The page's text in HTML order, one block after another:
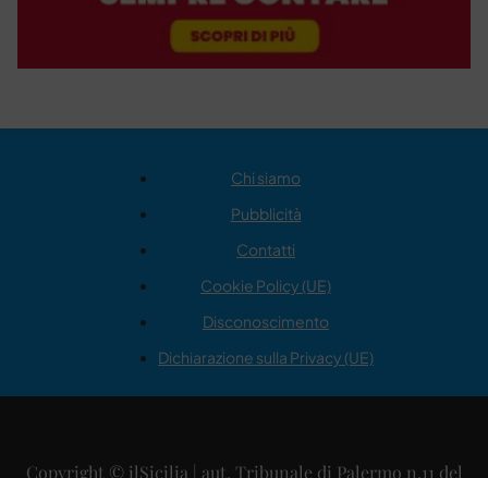
Chi siamo
Pubblicità
Contatti
Cookie Policy (UE)
Disconoscimento
Dichiarazione sulla Privacy (UE)
Copyright © ilSicilia | aut. Tribunale di Palermo n.11 del